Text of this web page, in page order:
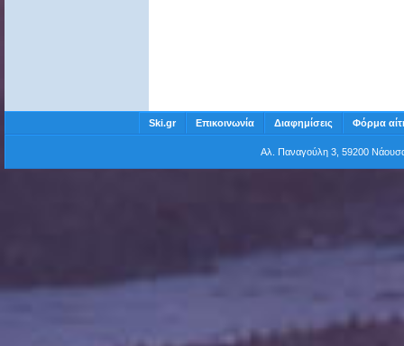
Ski.gr Επικοινωνία Διαφημίσεις Φόρμα
Αλ. Παναγούλη 3, 59200